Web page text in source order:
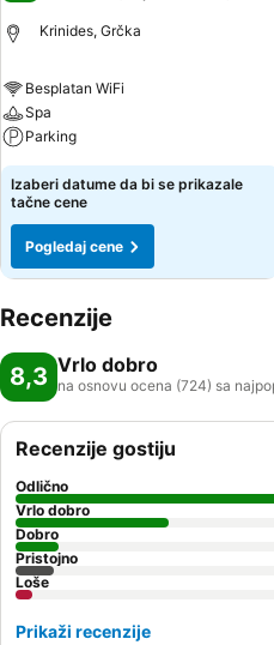
Krinides, Grčka
Besplatan WiFi
Spa
Parking
Izaberi datume da bi se prikazale
tačne cene
Pogledaj cene
Recenzije
8,3 Vrlo dobro
na osnovu ocena (724) sa
Recenzije gostiju
Odlično
Vrlo dobro
Dobro
Pristojno
Loše
Prikaži recenzije